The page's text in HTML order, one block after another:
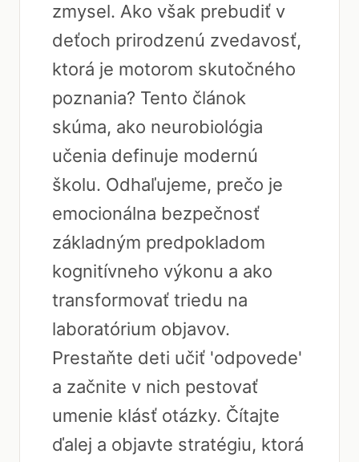
zmysel. Ako však prebudiť v
deťoch prirodzenú zvedavosť,
ktorá je motorom skutočného
poznania? Tento článok
skúma, ako neurobiológia
učenia definuje modernú
školu. Odhaľujeme, prečo je
emocionálna bezpečnosť
základným predpokladom
kognitívneho výkonu a ako
transformovať triedu na
laboratórium objavov.
Prestaňte deti učiť 'odpovede'
a začnite v nich pestovať
umenie klásť otázky. Čítajte
ďalej a objavte stratégiu, ktorá